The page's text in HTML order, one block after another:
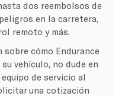
dos reembolsos de
en la carretera,
remoto y más.
cómo Endurance
vehículo, no dude en
de servicio al
una cotización